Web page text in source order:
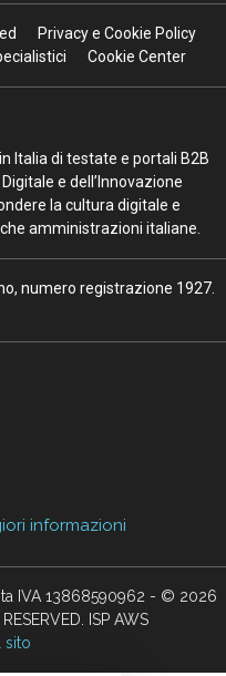
Privacy e Cookie Policy
Cookie Center
Italia di testate e portali B2B
e dell’Innovazione
la cultura digitale e
amministrazioni italiane.
numero registrazione 1927.
informazioni
IVA 13868590962 - © 2026
ISP AWS
sito